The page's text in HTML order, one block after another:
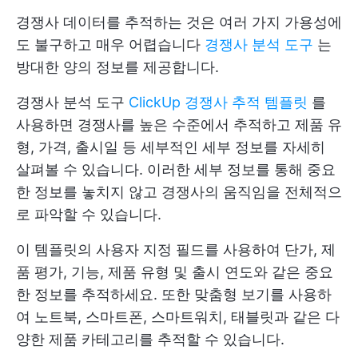
경쟁사 데이터를 추적하는 것은 여러 가지 가용성에
도 불구하고 매우 어렵습니다 경쟁사 분석 도구 는
방대한 양의 정보를 제공합니다.
경쟁사 분석 도구 ClickUp 경쟁사 추적 템플릿 를
사용하면 경쟁사를 높은 수준에서 추적하고 제품 유
형, 가격, 출시일 등 세부적인 세부 정보를 자세히
살펴볼 수 있습니다. 이러한 세부 정보를 통해 중요
한 정보를 놓치지 않고 경쟁사의 움직임을 전체적으
로 파악할 수 있습니다.
이 템플릿의 사용자 지정 필드를 사용하여 단가, 제
품 평가, 기능, 제품 유형 및 출시 연도와 같은 중요
한 정보를 추적하세요. 또한 맞춤형 보기를 사용하
여 노트북, 스마트폰, 스마트워치, 태블릿과 같은 다
양한 제품 카테고리를 추적할 수 있습니다.